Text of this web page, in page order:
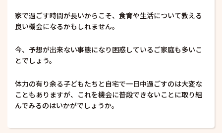
家で過ごす時間が長いからこそ、食育や生活について教える
良い機会になるかもしれません。
今、予想が出来ない事態になり困惑しているご家庭も多いこ
とでしょう。
体力の有り余る子どもたちと自宅で一日中過ごすのは大変な
こともありますが、これを機会に普段できないことに取り組
んでみるのはいかがでしょうか。